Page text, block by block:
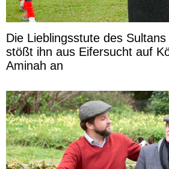
Die Lieblingsstute des
stößt ihn aus Eifersucht auf
Aminah an